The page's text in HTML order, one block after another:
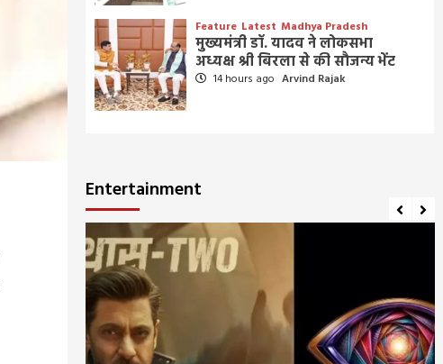
Feature Latest Madhya Pradesh
मुख्यमंत्री डॉ. यादव ने लोकसभा
अध्यक्ष श्री बिरला से की सौजन्य भेंट
14 hours ago Arvind Rajak
Entertainment